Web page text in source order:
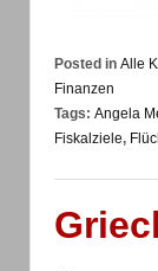
Posted in Alle
Finanzen
Tags: Angela
Fiskalziele,